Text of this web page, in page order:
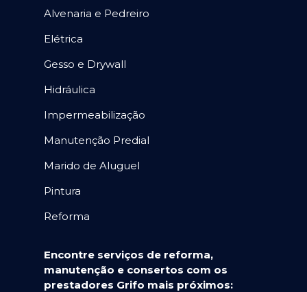
Alvenaria e Pedreiro
Elétrica
Gesso e Drywall
Hidráulica
Impermeabilização
Manutenção Predial
Marido de Aluguel
Pintura
Reforma
Encontre serviços de reforma,
manutenção e consertos com os
prestadores Grifo mais próximos: